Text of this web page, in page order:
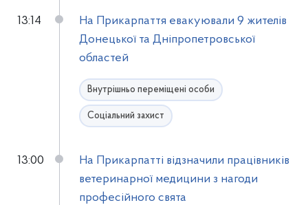
13:14
На Прикарпаття евакуювали 9 жителів
Донецької та Дніпропетровської
областей
Внутрішньо переміщені особи
Соціальний захист
13:00
На Прикарпатті відзначили працівників
ветеринарної медицини з нагоди
професійного свята